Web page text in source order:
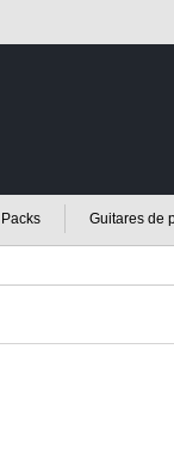
Packs Guitares de